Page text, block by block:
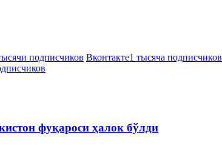
подписчиков Вконтакте1 тысяча подписчиков
фуқароси ҳалок бўлди